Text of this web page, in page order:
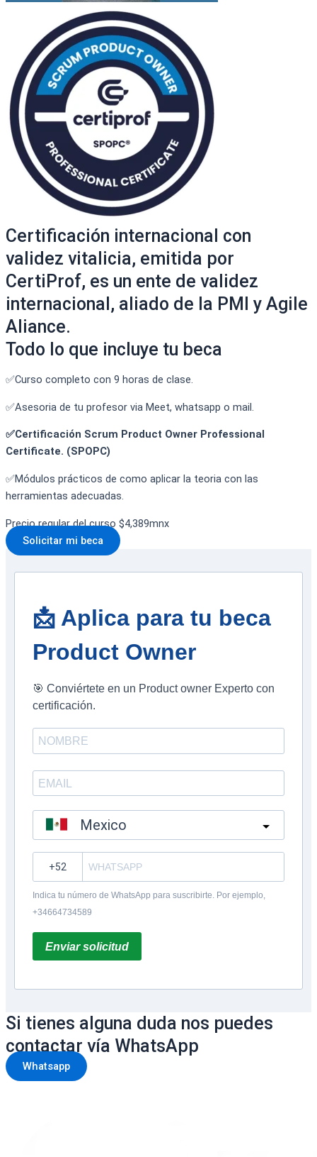
Certificación internacional con
validez vitalicia, emitida por
CertiProf, es un ente de validez
internacional, aliado de la PMI y Agile
Aliance.
Todo lo que incluye tu beca
✅Curso completo con 9 horas de clase.
✅Asesoria de tu profesor via Meet, whatsapp o mail.
✅Certificación Scrum Product Owner Professional
Certificate. (SPOPC)
✅Módulos prácticos de como aplicar la teoria con las
herramientas adecuadas.
Precio regular del curso $4,389mnx
Solicitar mi beca
📩 Aplica para tu beca
Product Owner
🎯 Conviértete en un Product owner Experto con
certificación.
Mexico
Indica tu número de WhatsApp para suscribirte. Por ejemplo,
+34664734589
Enviar solicitud
Si tienes alguna duda nos puedes
contactar vía WhatsApp
Whatsapp